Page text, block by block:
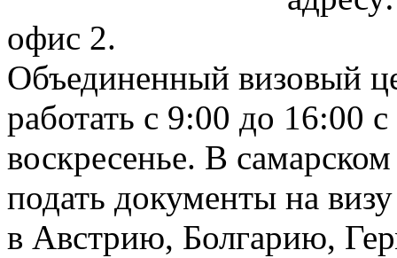
офис 2.
Объединенный визовый
работать с 9:00 до 16:00
воскресенье. В
подать документы на визу
в Австрию, Болгарию,